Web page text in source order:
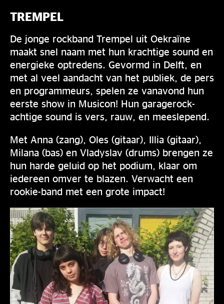
TREMPEL
De jonge rockband Trempel uit Oekraïne
maakt snel naam met hun krachtige sound en
energieke optredens. Gevormd in Delft, en
met al veel aandacht van het publiek, de pers
en programmeurs, spelen ze vanavond hun
eerste show in Musicon! Hun garagerock-
achtige sound is vers, rauw, en meeslepend.
Met Anna (zang), Oles (gitaar), Illia (gitaar),
Milana (bas) en Vladyslav (drums) brengen ze
hun harde geluid op het podium, klaar om
iedereen omver te blazen. Verwacht een
rookie-band met een grote impact!